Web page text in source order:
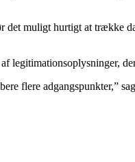
det muligt hurtigt at trække
legitimationsoplysninger,
flere adgangspunkter,”